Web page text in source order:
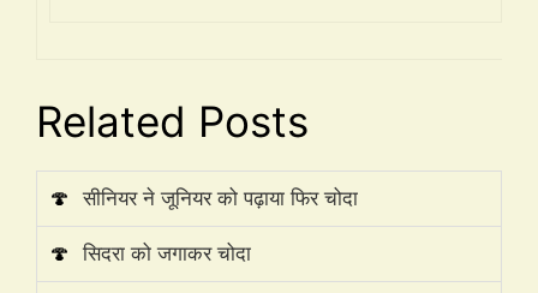
Related Posts
🍄 सीनियर ने जूनियर को पढ़ाया फिर चोदा
🍄 सिदरा को जगाकर चोदा